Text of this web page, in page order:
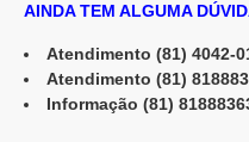
AINDA TEM ALGUMA
Atendimento (81) 4042-
Atendimento (81)
Informação (81)